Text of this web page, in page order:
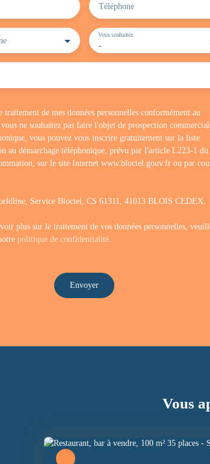
Téléphone
-
Vous souhaitez
traitement de mes données personnelles conformément au
ne souhaitez pas faire l'objet de prospection
vous pouvez vous inscrire gratuitement sur la liste
au démarchage téléphonique, prévu par l'article L223-1 du
sur le site Internet www.bloctel.gouv.fr ou par
Service Bloctel, CS 61311, 41013 BLOIS CEDEX.
plus sur le traitement de vos données personnelles,
politique de confidentialité
Envoyer
Vous